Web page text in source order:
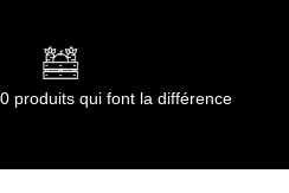
produits qui font la différence